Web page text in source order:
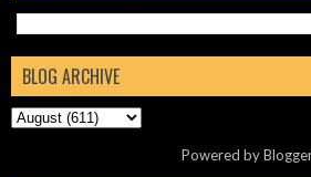
BLOG ARCHIVE
Powered byBlogger